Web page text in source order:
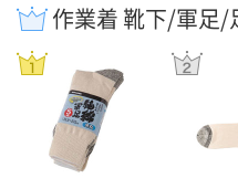
作業着 靴下/軍足/